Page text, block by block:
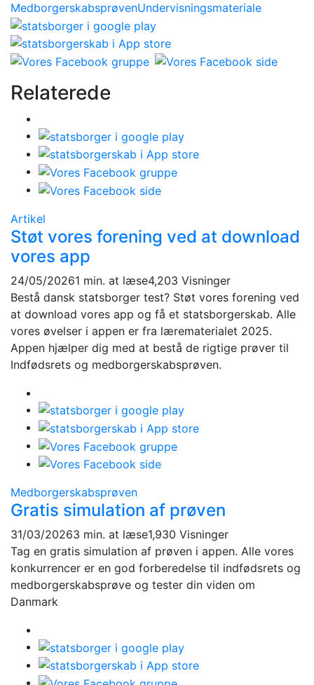
MedborgerskabsprøvenUndervisningsmateriale
Relaterede
Artikel
Støt vores forening ved at download
vores app
24/05/20261 min. at læse4,203 Visninger
Bestå dansk statsborger test? Støt vores forening ved
at download vores app og få et statsborgerskab. Alle
vores øvelser i appen er fra lærematerialet 2025.
Appen hjælper dig med at bestå de rigtige prøver til
Indfødsrets og medborgerskabsprøven.
Medborgerskabsprøven
Gratis simulation af prøven
31/03/20263 min. at læse1,930 Visninger
Tag en gratis simulation af prøven i appen. Alle vores
konkurrencer er en god forberedelse til indfødsrets og
medborgerskabsprøve og tester din viden om
Danmark